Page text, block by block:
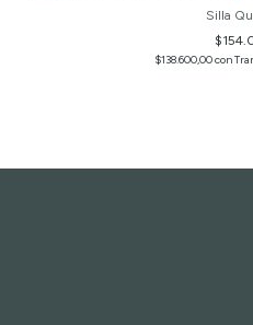
Silla
$138.600,00con